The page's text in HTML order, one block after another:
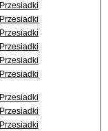
Przesiadki
Przesiadki
Przesiadki
Przesiadki
Przesiadki
Przesiadki
Przesiadki
Przesiadki
Przesiadki